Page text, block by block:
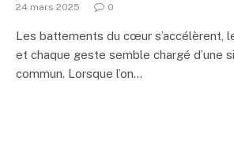
24 mars 2025 0
Les battements du cœur s’accélèrent,
et chaque geste semble chargé d’une
commun. Lorsque l’on…